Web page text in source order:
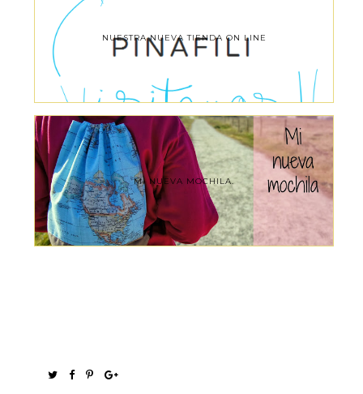
NUESTRA NUEVA TIENDA ON LINE
MI NUEVA MOCHILA.